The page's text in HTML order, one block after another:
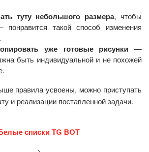
туту небольшого размера, чтобы
понравится такой способ изменения
уже готовые рисунки —
быть индивидуальной и не похожей
правила усвоены, можно приступать
и реализации поставленной задачи.
списки TG BOT